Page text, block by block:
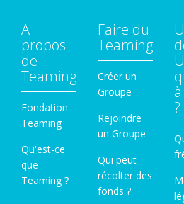
A
propos
de
Teaming
Fondation
Teaming
Qu'est-ce
que
Teaming ?
Faire du
Teaming
Créer un
Groupe
Rejoindre
un Groupe
Qui peut
récolter des
fonds ?
?